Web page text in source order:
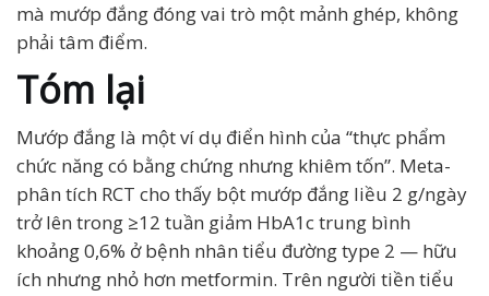
mà mướp đắng đóng vai trò một mảnh ghép, không
phải tâm điểm.
Tóm lại
Mướp đắng là một ví dụ điển hình của “thực phẩm
chức năng có bằng chứng nhưng khiêm tốn”. Meta-
phân tích RCT cho thấy bột mướp đắng liều 2 g/ngày
trở lên trong ≥12 tuần giảm HbA1c trung bình
khoảng 0,6% ở bệnh nhân tiểu đường type 2 — hữu
ích nhưng nhỏ hơn metformin. Trên người tiền tiểu